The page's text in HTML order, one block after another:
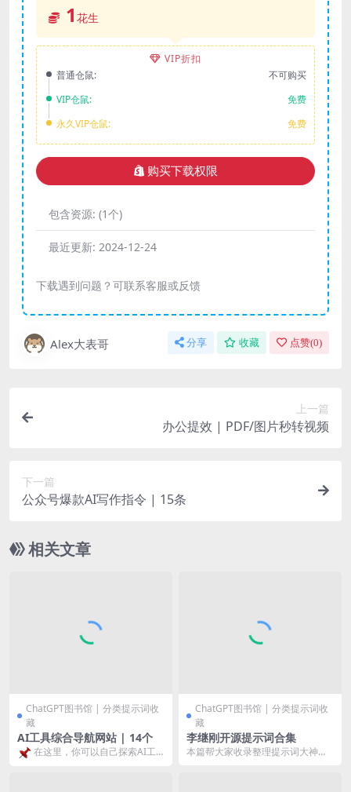
1 花生
VIP折扣
普通仓鼠:
不可购买
VIP仓鼠:
免费
永久VIP仓鼠:
免费
购买下载权限
包含资源: (1个)
最近更新: 2024-12-24
下载遇到问题？可联系客服或反馈
Alex大表哥 分享 收藏 点赞(0)
上一篇
办公提效 | PDF/图片秒转视频
下一篇
公众号爆款AI写作指令 | 15条
相关文章
ChatGPT图书馆 | 分类提示词收
藏
AI工具综合导航网站 | 14个
在这里，你可以自己探索AI工
ChatGPT图书馆 | 分类提示词收
藏
李继刚开源提示词合集
本篇帮大家收录整理提示词大神李